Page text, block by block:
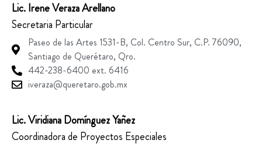
Lic. Irene Veraza Arellano
Secretaria Particular
Paseo de las Artes 1531-B, Col. Centro Sur, C.P. 76090,
Santiago de Querétaro, Qro.
442-238-6400 ext. 6416
iveraza@queretaro.gob.mx
Lic. Viridiana Domínguez Yañez
Coordinadora de Proyectos Especiales